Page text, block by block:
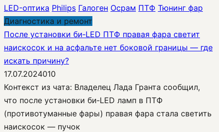
LED-оптика Philips Галоген Осрам ПТФ Тюнинг фар
Диагностика и ремонт
После установки би‑LED ПТФ правая фара светит
наискосок и на асфальте нет боковой границы — где
искать причину?
17.07.2024010
Контекст из чата: Владелец Лада Гранта сообщил,
что после установки би‑LED ламп в ПТФ
(противотуманные фары) правая фара стала светить
наискосок — пучок